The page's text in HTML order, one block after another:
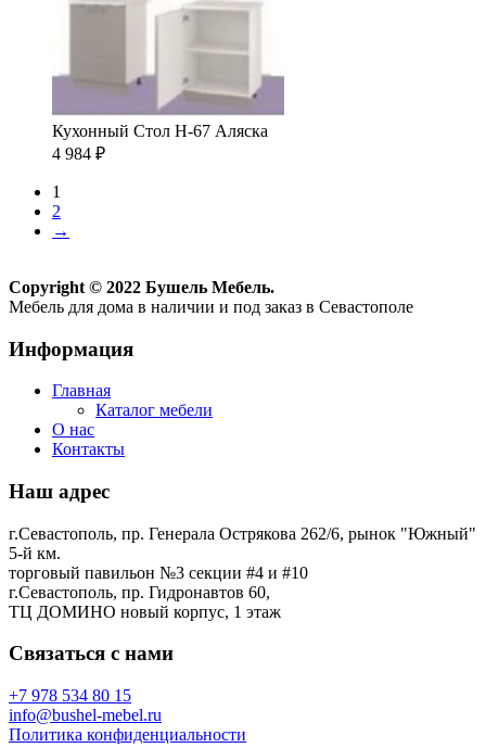
Кухонный Стол Н-67 Аляска
4 984 ₽
1
2
→
Copyright © 2022 Бушель Мебель.
Мебель для дома в наличии и под заказ в Севастополе
Информация
Главная
Каталог мебели
О нас
Контакты
Наш адрес
г.Севастополь, пр. Генерала Острякова 262/6, рынок "Южный"
5-й км.
торговый павильон №3 секции #4 и #10
г.Севастополь, пр. Гидронавтов 60,
ТЦ ДОМИНО новый корпус, 1 этаж
Связаться с нами
+7 978 534 80 15
info@bushel-mebel.ru
Политика конфиденциальности